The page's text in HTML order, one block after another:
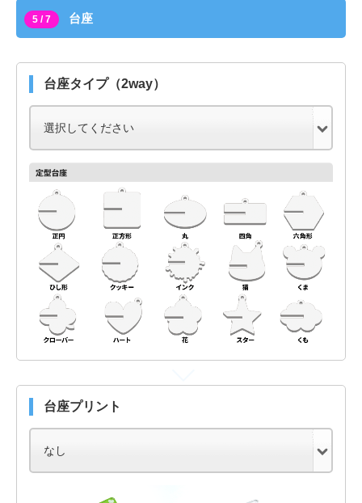
5 / 7 台座
台座タイプ（2way）
台座プリント